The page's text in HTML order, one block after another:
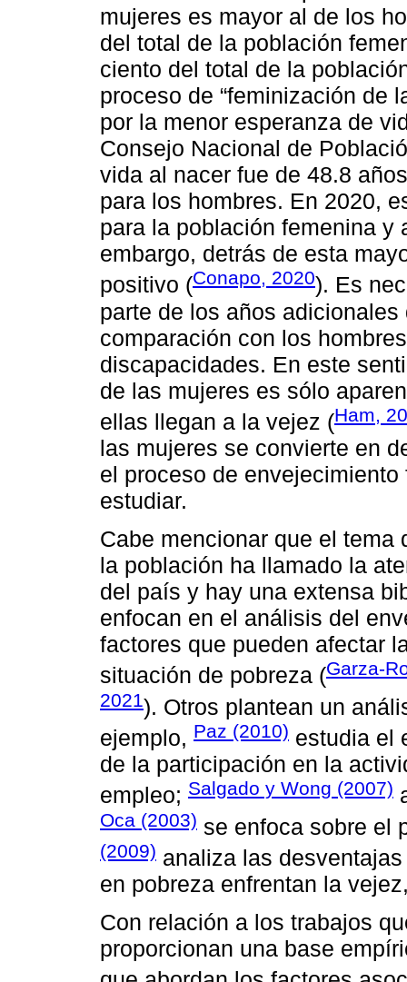
mujeres es mayor al de los
del total de la población
ciento del total de la
proceso de “feminización de
por la menor esperanza de
Consejo Nacional de
vida al nacer fue de 48.8
para los hombres. En 2020,
para la población femenina y
embargo, detrás de esta
positivo (Conapo, 2020). Es
parte de los años
comparación con los
discapacidades. En este
de las mujeres es sólo
ellas llegan a la vejez (Ham,
las mujeres se convierte en
el proceso de
estudiar.
Cabe mencionar que el
la población ha llamado la
del país y hay una extensa
enfocan en el análisis del
factores que pueden afectar
situación de pobreza (Garza-
2021). Otros plantean un
ejemplo, Paz (2010) estudia el
de la participación en la
empleo; Salgado y Wong (2007)
Oca (2003) se enfoca sobre el
(2009) analiza las
en pobreza enfrentan la
Con relación a los trabajos
proporcionan una base